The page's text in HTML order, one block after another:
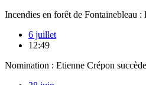
Incendies en forêt de Fontainebleau :
6 juillet
12:49
Nomination : Etienne Crépon